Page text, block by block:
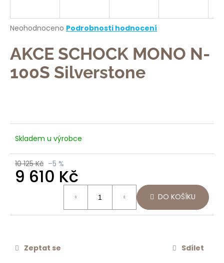
Průměrné
produktu
je
z
Neohodnoceno Podrobnosti hodnocení
AKCE SCHOCK MONO N-
100S Silverstone
Skladem u výrobce
10 125 Kč –5 %
9 610 Kč
DO KOŠÍKU
Zeptat se Sdílet
j
t
?
D
u